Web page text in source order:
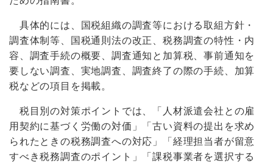
具体的には、国税組織の調査等における取組方針・
調査体制等、国税通則法の改正、税務調査の特性・内
容、調査手続の概要、調査通知と加算税、事前通知を
要しない調査、実地調査、調査終了の際の手続、加算
税などの項目を掲載。
税目別の対策ポイントでは、「人材派遣会社との雇
用契約に基づく労働の対価」「古い資料の提出を求め
られたときの税務調査への対応」「経理担当者が留意
すべき税務調査のポイント」「課税事業者を選択する